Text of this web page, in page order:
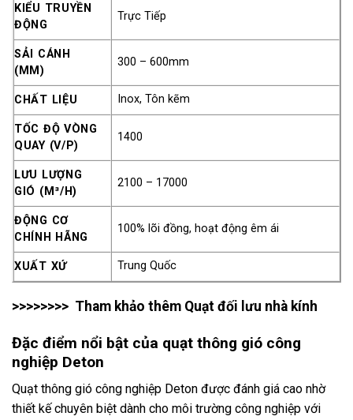
KIỂU TRUYỀN
ĐỘNG
Trực Tiếp
SẢI CÁNH
(MM)
300 – 600mm
CHẤT LIỆU Inox, Tôn kẽm
TỐC ĐỘ VÒNG
QUAY (V/P)
1400
LƯU LƯỢNG
GIÓ (M³/H)
2100 – 17000
ĐỘNG CƠ
CHÍNH HÃNG
100% lõi đồng, hoạt động êm ái
XUẤT XỨ Trung Quốc
>>>>>>>> Tham khảo thêm Quạt đối lưu nhà kính
Đặc điểm nổi bật của quạt thông gió công
nghiệp Deton
Quạt thông gió công nghiệp Deton được đánh giá cao nhờ
thiết kế chuyên biệt dành cho môi trường công nghiệp với